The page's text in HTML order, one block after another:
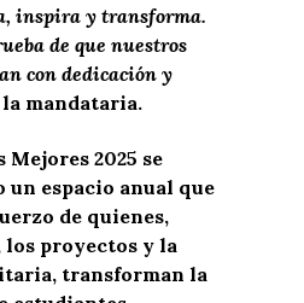
inspira y transforma.
de que nuestros
con dedicación y
mandataria.
Mejores 2025 se
un espacio anual que
de quienes,
los proyectos y la
transforman la